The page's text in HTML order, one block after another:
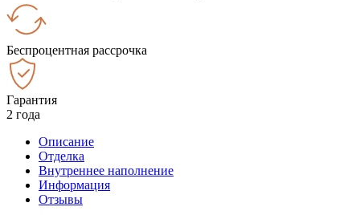
Беспроцентная рассрочка
Гарантия
2 года
Описание
Отделка
Внутреннее наполнение
Информация
Отзывы